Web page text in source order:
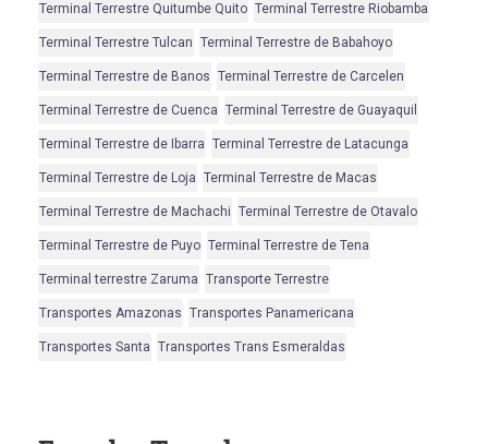
Terminal Terrestre Quitumbe Quito Terminal Terrestre Riobamba
Terminal Terrestre Tulcan Terminal Terrestre de Babahoyo
Terminal Terrestre de Banos Terminal Terrestre de Carcelen
Terminal Terrestre de Cuenca Terminal Terrestre de Guayaquil
Terminal Terrestre de Ibarra Terminal Terrestre de Latacunga
Terminal Terrestre de Loja Terminal Terrestre de Macas
Terminal Terrestre de Machachi Terminal Terrestre de Otavalo
Terminal Terrestre de Puyo Terminal Terrestre de Tena
Terminal terrestre Zaruma Transporte Terrestre
Transportes Amazonas Transportes Panamericana
Transportes Santa Transportes Trans Esmeraldas